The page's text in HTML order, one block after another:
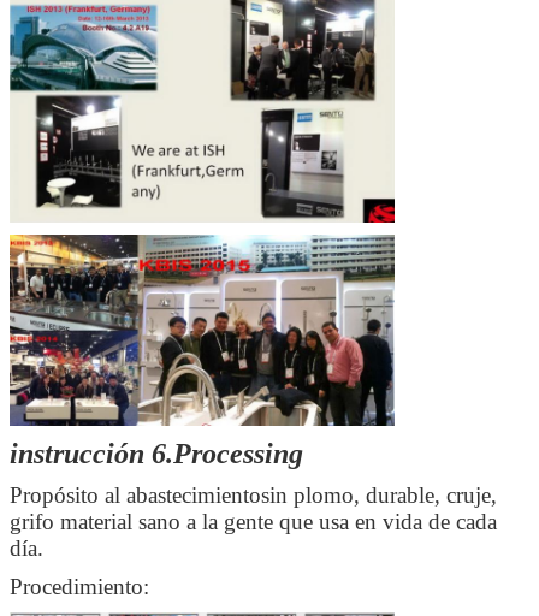
instrucción 6.Processing
Propósito al abastecimientosin plomo, durable, cruje,
grifo material sano a la gente que usa en vida de cada
día.
Procedimiento: